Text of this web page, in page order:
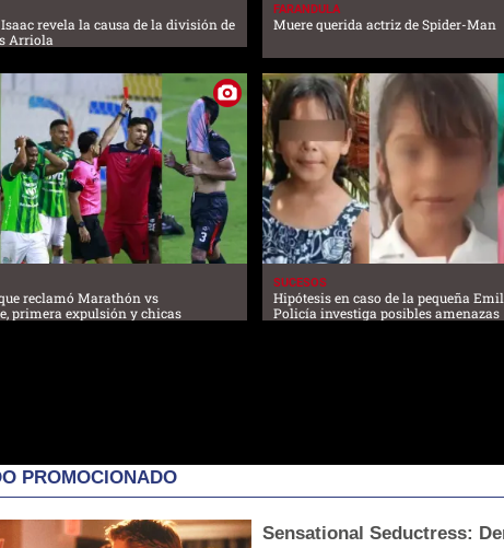
revela la causa de la división de
Arriola
FARANDULA
Muere querida actriz de Spider-Man
reclamó Marathón vs
primera expulsión y chicas
SUCESOS
Hipótesis en caso de la pequeña
Policía investiga posibles amenazas
PROMOCIONADO
Sensational Seductress: